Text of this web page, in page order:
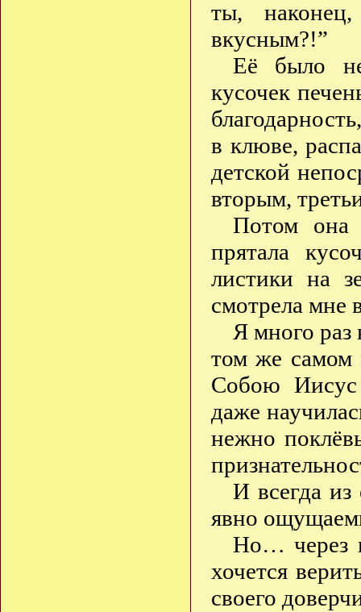
ты,
вкусным?!”
Её было
кусочек
в клюве,
детской
вторым,
Потом она
прятала
листики на
смотрела мне
Я много раз
том же самом
Собою
даже
нежно
И всегда из
явно
Но… через
хочется
своего